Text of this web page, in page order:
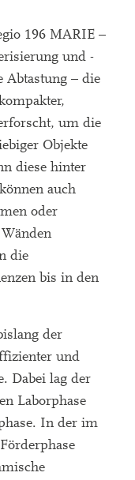
196 MARIE –
und -
Abtastung – die
um die
Objekte
diese hinter
auch
oder
die
bis in den
der
und
Dabei lag der
Laborphase
In der im